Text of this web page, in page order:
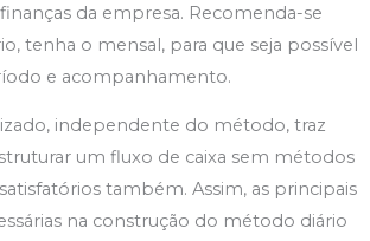
da empresa. Recomenda-se
tenha o mensal, para que seja possível
e acompanhamento.
independente do método, traz
um fluxo de caixa sem métodos
também. Assim, as principais
na construção do método diário